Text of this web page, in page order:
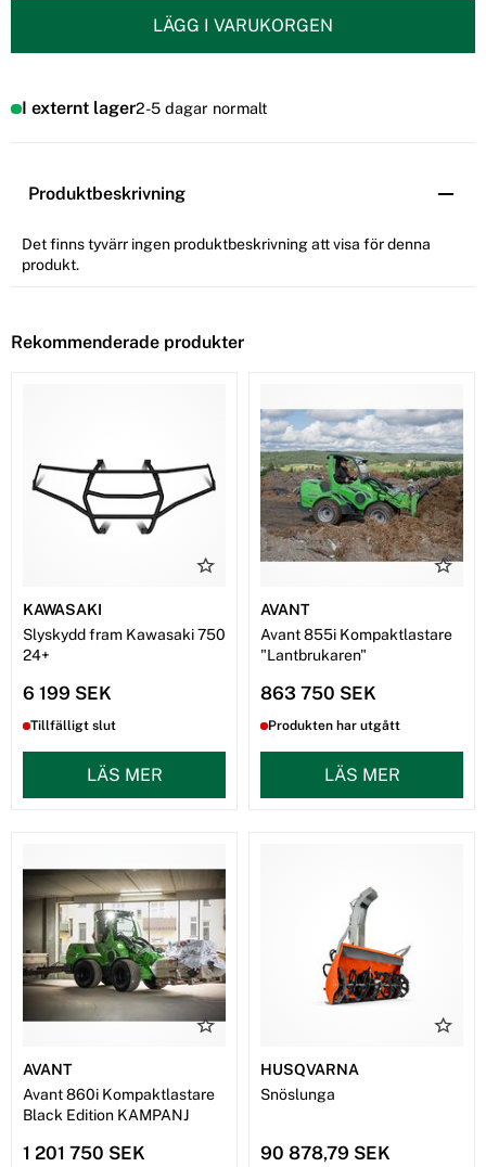
LÄGG I VARUKORGEN
I externt lager2-5 dagar normalt
Produktbeskrivning
Det finns tyvärr ingen produktbeskrivning att visa för denna
produkt.
Rekommenderade produkter
KAWASAKI
Slyskydd fram Kawasaki 750
24+
6 199 SEK
Tillfälligt slut
LÄS MER
AVANT
Avant 855i Kompaktlastare
"Lantbrukaren"
863 750 SEK
Produkten har utgått
LÄS MER
AVANT
Avant 860i Kompaktlastare
Black Edition KAMPANJ
1 201 750 SEK
HUSQVARNA
Snöslunga
90 878,79 SEK